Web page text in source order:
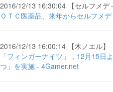
2016/12/13 16:30:04 【セルフメデ
ＯＴＣ医薬品、来年からセルフメ
2016/12/13 16:00:14 【木ノエル】
「フィンガーナイツ」，12月15日
つ」を実施 - 4Gamer.net